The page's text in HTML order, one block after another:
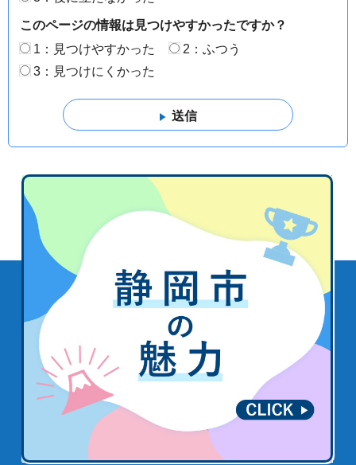
このページの情報は見つけやすかったですか？
1：見つけやすかった
2：ふつう
3：見つけにくかった